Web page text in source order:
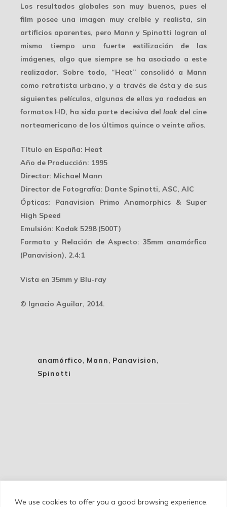
We use cookies to offer you a good browsing experience.
Los resultados globales son muy buenos, pues el
film posee una imagen muy creíble y realista, sin
artificios aparentes, pero Mann y Spinotti logran al
mismo tiempo una fuerte estilización de las
imágenes, algo que siempre se ha asociado a este
realizador. Sobre todo, “Heat” consolidó a Mann
como retratista urbano, y a través de ésta y de sus
siguientes películas, algunas de ellas ya rodadas en
formatos HD, ha sido parte decisiva dellook del cine
norteamericano de los últimos quince o veinte años.
Título en España: Heat
Año de Producción: 1995
Director: Michael Mann
Director de Fotografía: Dante Spinotti, ASC, AIC
Ópticas: Panavision Primo Anamorphics & Super
High Speed
Emulsión: Kodak 5298 (500T)
Formato y Relación de Aspecto: 35mm anamórfico
(Panavision), 2.4:1
Vista en 35mm y Blu-ray
© Ignacio Aguilar, 2014.
anamórfico, Mann, Panavision,
Spinotti
Cookie Policy/Privacy Policy /Legal Warning